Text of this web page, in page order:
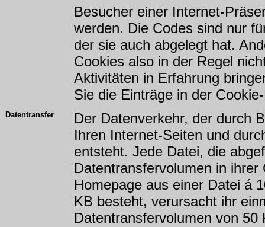
Besucher einer Internet-
werden. Die Codes sind nur
der sie auch abgelegt hat.
Cookies also in der Regel
Aktivitäten in Erfahrung
Sie die Einträge in der
Datentransfer
Der Datenverkehr, der durch
Ihren Internet-Seiten und
entsteht. Jede Datei, die
Datentransfervolumen in
Homepage aus einer Datei á
KB besteht, verursacht ihr
Datentransfervolumen von 50